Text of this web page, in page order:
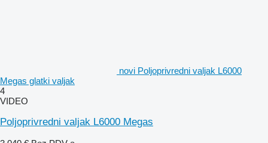
novi Poljoprivredni valjak L6000
Megas glatki valjak
4
VIDEO
Poljoprivredni valjak L6000 Megas